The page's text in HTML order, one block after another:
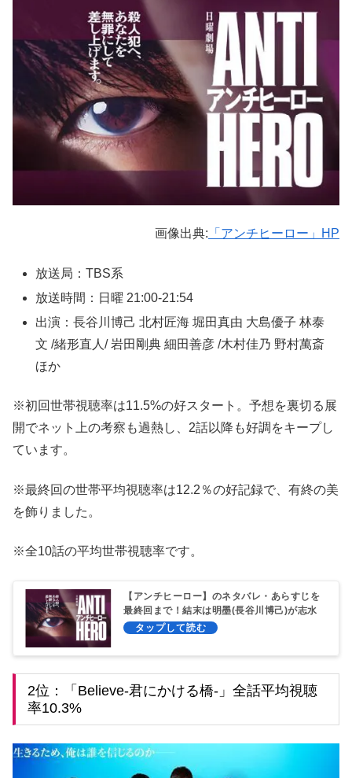
画像出典: 「アンチヒーロー」HP
放送局：TBS系
放送時間：日曜 21:00-21:54
出演：長谷川博己 北村匠海 堀田真由 大島優子 林泰
文 /緒形直人/ 岩田剛典 細田善彦 /木村佳乃 野村萬斎
ほか
※初回世帯視聴率は11.5%の好スタート。予想を裏切る展
開でネット上の考察も過熱し、2話以降も好調をキープし
ています。
※最終回の世帯平均視聴率は12.2％の好記録で、有終の美
を飾りました。
※全10話の平均世帯視聴率です。
【アンチヒーロー】のネタバレ・あらすじを
最終回まで！結末は明墨(長谷川博己)が志水
を再審無罪に？
2位：「Believe-君にかける橋-」全話平均視聴
率10.3%